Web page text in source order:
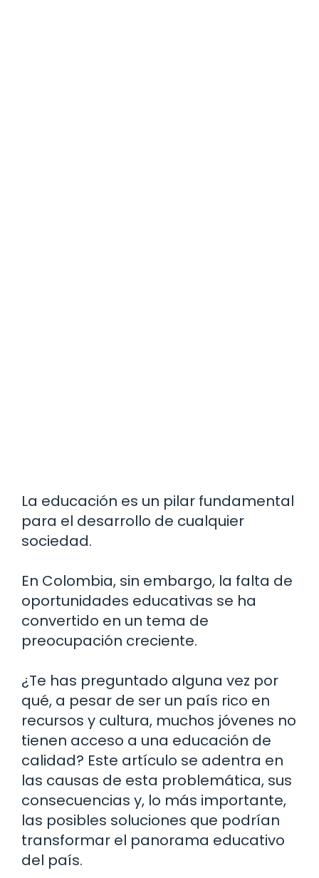
La educación es un pilar fundamental
para el desarrollo de cualquier
sociedad.
En Colombia, sin embargo, la falta de
oportunidades educativas se ha
convertido en un tema de
preocupación creciente.
¿Te has preguntado alguna vez por
qué, a pesar de ser un país rico en
recursos y cultura, muchos jóvenes no
tienen acceso a una educación de
calidad? Este artículo se adentra en
las causas de esta problemática, sus
consecuencias y, lo más importante,
las posibles soluciones que podrían
transformar el panorama educativo
del país.